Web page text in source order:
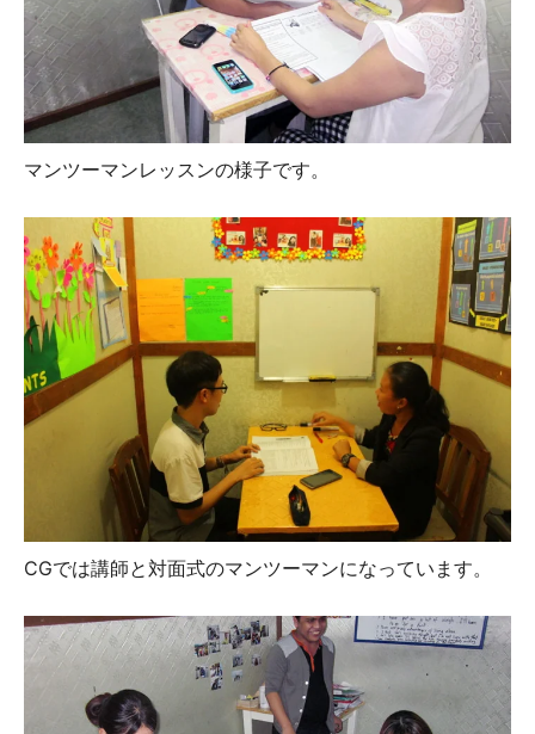
マンツーマンレッスンの様子です。
CGでは講師と対面式のマンツーマンになっています。